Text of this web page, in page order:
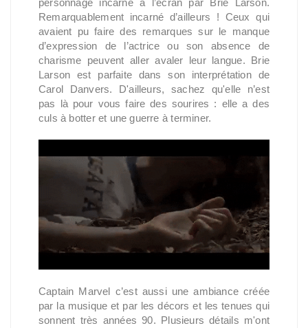
personnage incarné à l’écran par Brie Larson.
Remarquablement incarné d’ailleurs ! Ceux qui
avaient pu faire des remarques sur le manque
d’expression de l’actrice ou son absence de
charisme peuvent aller avaler leur langue. Brie
Larson est parfaite dans son interprétation de
Carol Danvers. D'ailleurs, sachez qu'elle n’est
pas là pour vous faire des sourires : elle a des
culs à botter et une guerre à terminer.
Captain Marvel c’est aussi une ambiance créée
par la musique et par les décors et les tenues qui
sonnent très années 90. Plusieurs détails m'ont